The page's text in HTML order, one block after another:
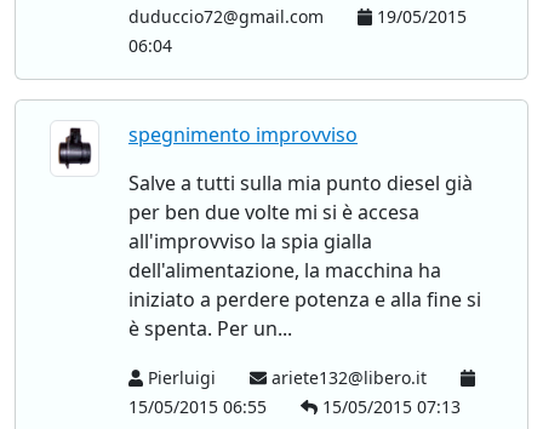
duduccio72@gmail.com
19/05/2015
06:04
spegnimento improvviso
Salve a tutti sulla mia punto diesel già
per ben due volte mi si è accesa
all'improvviso la spia gialla
dell'alimentazione, la macchina ha
iniziato a perdere potenza e alla fine si
è spenta. Per un...
Pierluigi
ariete132@libero.it
15/05/2015 06:55
15/05/2015 07:13